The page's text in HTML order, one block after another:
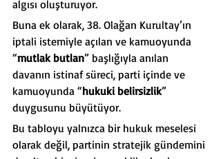
algısı oluşturuyor.
Buna ek olarak, 38. Olağan Kurultay’ın
iptali istemiyle açılan ve kamuoyunda
“mutlak butlan” başlığıyla anılan
davanın istinaf süreci, parti içinde ve
kamuoyunda “hukuki belirsizlik”
duygusunu büyütüyor.
Bu tabloyu yalnızca bir hukuk meselesi
olarak değil, partinin stratejik gündemini